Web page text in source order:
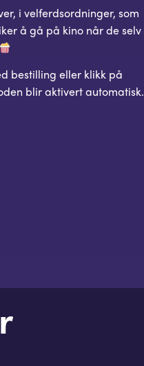
i velferdsordninger, som
å gå på kino når de selv
bestilling eller klikk på
blir aktivert automatisk.